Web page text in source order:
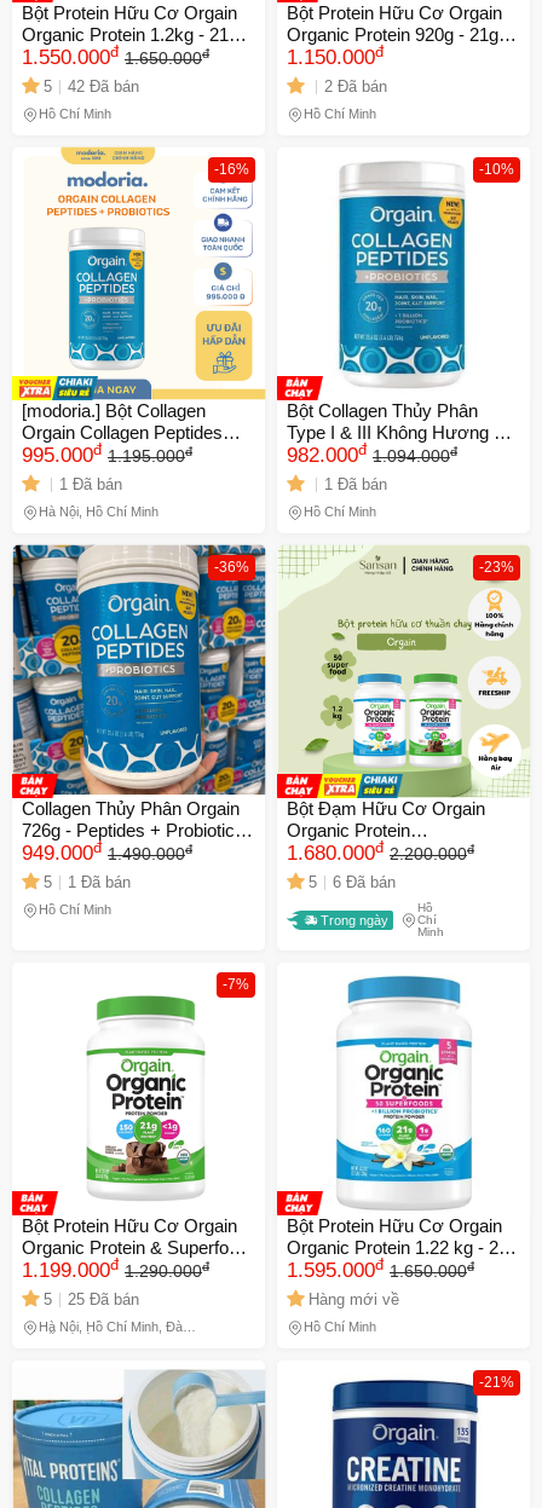
Bột Protein Hữu Cơ Orgain
Organic Protein 1.2kg - 21g
Protein Thực Vật, 50
Superfoods, Hỗ Trợ Tiêu Hóa
Tự Nhiên, Vegan
1.550.000đ 1.650.000đ
5 42 Đã bán
Hồ Chí Minh
Bột Protein Hữu Cơ Orgain
Organic Protein 920g - 21g
Protein Thực Vật [Vegan] -
Hàng nội địa USA
1.150.000đ
2 Đã bán
Hồ Chí Minh
-16%
[modoria.] Bột Collagen
Orgain Collagen Peptides
+Probiotics 726g (Không mùi
vị)
995.000đ 1.195.000đ
1 Đã bán
Hà Nội, Hồ Chí Minh
-10%
Bột Collagen Thủy Phân
Type I & III Không Hương Vị
Orgain Collagen Peptides +
Probiotics Unflavored 726g -
S/P Chuẩn Mỹ
982.000đ 1.094.000đ
1 Đã bán
Hồ Chí Minh
-36%
Collagen Thủy Phân Orgain
726g - Peptides + Probiotics
Hỗ Trợ Sức Khỏe Da, Tóc,
Từ Mỹ - Không Hương Vị Tự
Nhiên Dễ Sử Dụng
949.000đ 1.490.000đ
5 1 Đã bán
Hồ Chí Minh
-23%
Bột Đạm Hữu Cơ Orgain
Organic Protein
Chocolate/Vani 1.2kg - Thực
Phẩm Bổ Sung Dinh Dưỡng
Chay, Giảm Cân, Tăng
Cường Sức Khỏe
1.680.000đ 2.200.000đ
5 6 Đã bán
Trong ngày
Hồ
Chí
Minh
-7%
Bột Protein Hữu Cơ Orgain
Organic Protein & Superfood
920g - Thực Phẩm Chức
Năng Vanila, Chay, Không
Đậu Nành - Tăng Cường
Sức Khỏe
1.199.000đ 1.290.000đ
5 25 Đã bán
Hà Nội, Hồ Chí Minh, Đà
Bột Protein Hữu Cơ Orgain
Organic Protein 1.22 kg - 21g
Protein Thực Vật [Vegan] -
Hương Vanilla Bean &
Chocolate - Hàng nội địa
USA
1.595.000đ 1.650.000đ
Hàng mới về
Hồ Chí Minh
-21%